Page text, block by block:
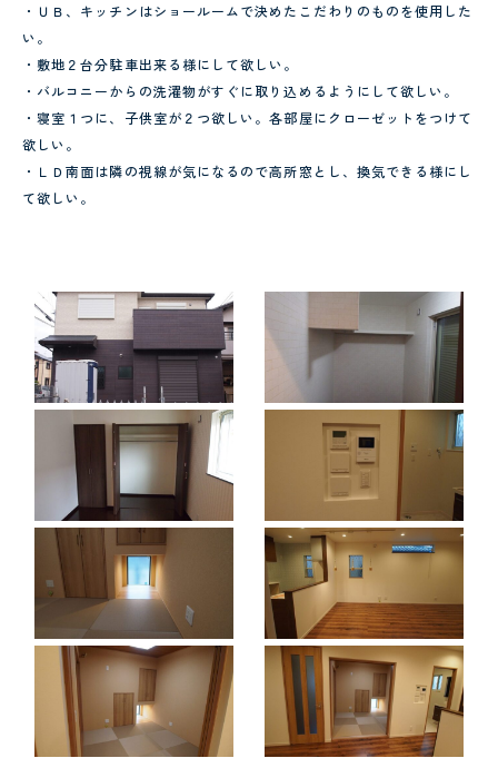
・ＵＢ、キッチンはショールームで決めたこだわりのものを使用した
い。
・敷地２台分駐車出来る様にして欲しい。
・バルコニーからの洗濯物がすぐに取り込めるようにして欲しい。
・寝室１つに、子供室が２つ欲しい。各部屋にクローゼットをつけて
欲しい。
・ＬＤ南面は隣の視線が気になるので高所窓とし、換気できる様にし
て欲しい。